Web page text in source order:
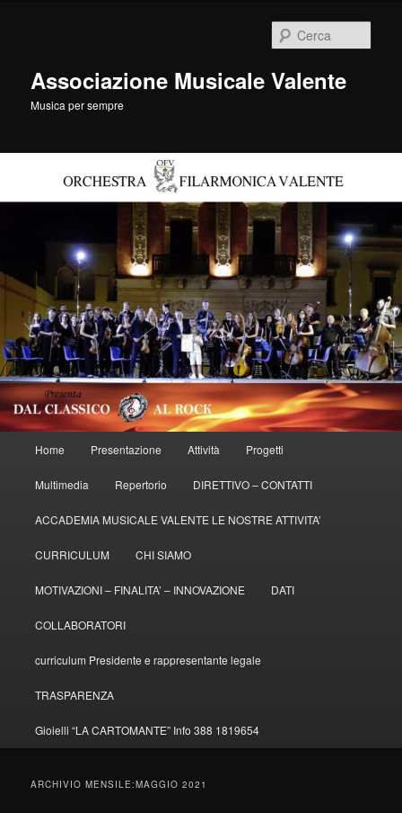
Associazione Musicale Valente
Musica per sempre
principale
Home Presentazione Attività Progetti
Multimedia Repertorio DIRETTIVO – CONTATTI
ACCADEMIA MUSICALE VALENTE LE NOSTRE ATTIVITA’
CURRICULUM CHI SIAMO
MOTIVAZIONI – FINALITA’ – INNOVAZIONE DATI
COLLABORATORI
curriculum Presidente e rappresentante legale
TRASPARENZA
Gioielli “LA CARTOMANTE” Info 388 1819654
ARCHIVIO MENSILE:MAGGIO 2021